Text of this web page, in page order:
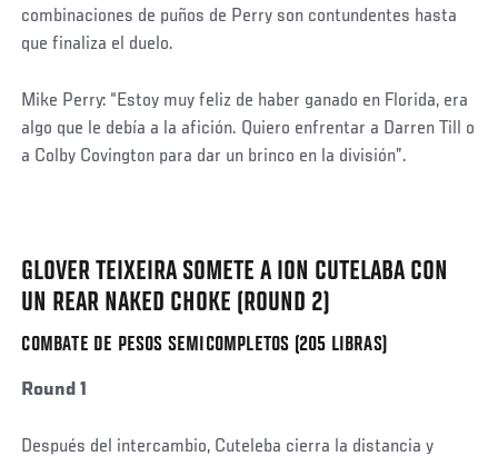
combinaciones de puños de Perry son contundentes hasta
que finaliza el duelo.
Mike Perry: “Estoy muy feliz de haber ganado en Florida, era
algo que le debía a la afición. Quiero enfrentar a Darren Till o
a Colby Covington para dar un brinco en la división”.
GLOVER TEIXEIRA SOMETE A ION CUTELABA CON
UN REAR NAKED CHOKE (ROUND 2)
COMBATE DE PESOS SEMICOMPLETOS (205 LIBRAS)
Round 1
Después del intercambio, Cuteleba cierra la distancia y